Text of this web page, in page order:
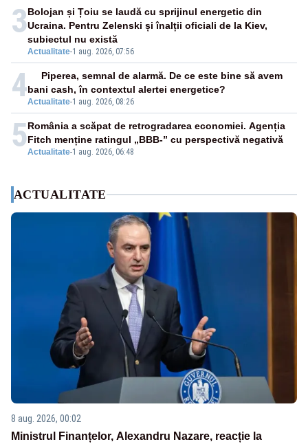
3
Actualitate-1 aug. 2026, 07:56
Bolojan și Țoiu se laudă cu sprijinul energetic din
Ucraina. Pentru Zelenski și înalții oficiali de la Kiev,
subiectul nu există
4Actualitate-1 aug. 2026, 08:26
Piperea, semnal de alarmă. De ce este bine să avem
bani cash, în contextul alertei energetice?
5Actualitate-1 aug. 2026, 06:48
România a scăpat de retrogradarea economiei. Agenția
Fitch menține ratingul „BBB-” cu perspectivă negativă
ACTUALITATE
8 aug. 2026, 00:02
Ministrul Finanțelor, Alexandru Nazare, reacție la